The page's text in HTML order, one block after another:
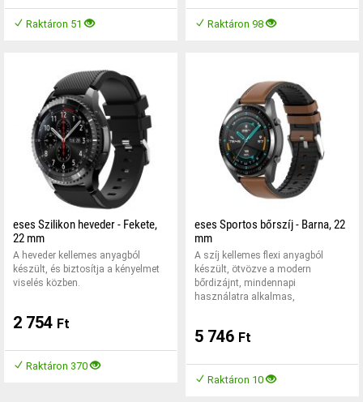
Raktáron 51 Raktáron 98
eses Szilikon heveder - Fekete,
22 mm
A heveder kellemes anyagból
készült, és biztosítja a kényelmet
viselés közben.
2 754 Ft
Raktáron 370
eses Sportos bőrszíj - Barna, 22
mm
A szíj kellemes flexi anyagból
készült, ötvözve a modern
bőrdizájnt, mindennapi
használatra alkalmas,
5 746 Ft
Raktáron 10